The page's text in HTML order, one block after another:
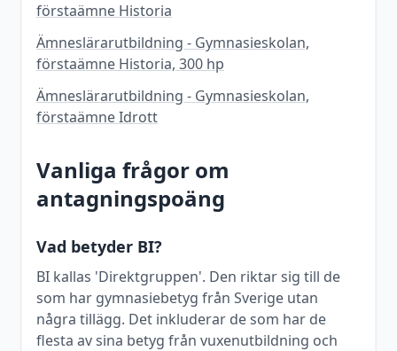
förstaämne Historia
Ämneslärarutbildning - Gymnasieskolan,
förstaämne Historia, 300 hp
Ämneslärarutbildning - Gymnasieskolan,
förstaämne Idrott
Vanliga frågor om
antagningspoäng
Vad betyder BI?
BI kallas 'Direktgruppen'. Den riktar sig till de
som har gymnasiebetyg från Sverige utan
några tillägg. Det inkluderar de som har de
flesta av sina betyg från vuxenutbildning och